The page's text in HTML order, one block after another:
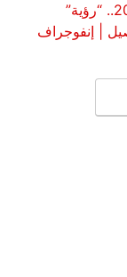
الأوروبية 2026.. “رؤية”
| إنفوجراف